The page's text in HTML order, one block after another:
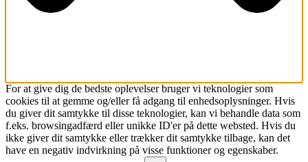
For at give dig de bedste oplevelser bruger vi teknologier som
cookies til at gemme og/eller få adgang til enhedsoplysninger. Hvis
du giver dit samtykke til disse teknologier, kan vi behandle data som
f.eks. browsingadfærd eller unikke ID'er på dette websted. Hvis du
ikke giver dit samtykke eller trækker dit samtykke tilbage, kan det
have en negativ indvirkning på visse funktioner og egenskaber.